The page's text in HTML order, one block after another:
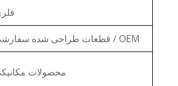
قطعات طراحی شده سفارشی / OEM
محصولات